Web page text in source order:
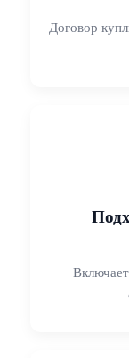
Как
Сервис
Договор